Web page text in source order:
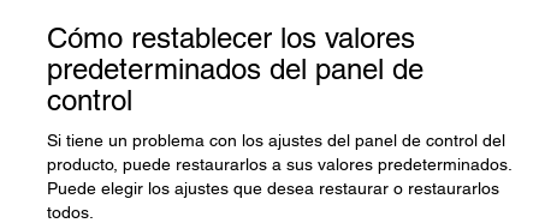
Cómo restablecer los valores
predeterminados del panel de
control
Si tiene un problema con los ajustes del panel de control del
producto, puede restaurarlos a sus valores predeterminados.
Puede elegir los ajustes que desea restaurar o restaurarlos
todos.